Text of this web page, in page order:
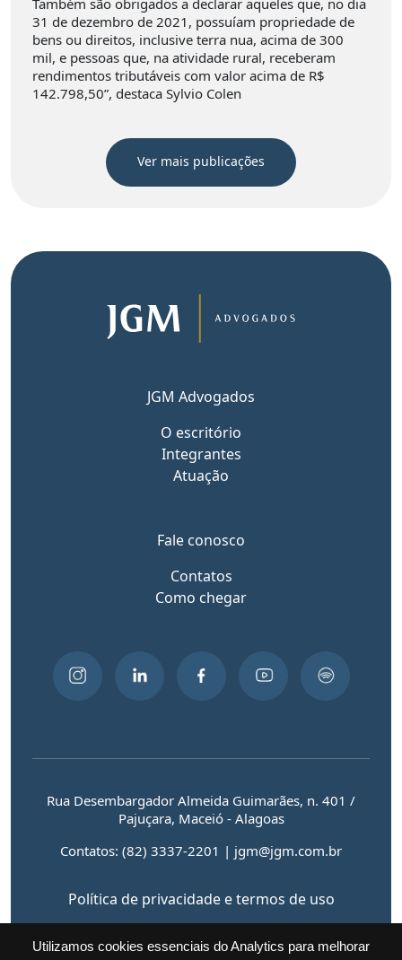
Utilizamos cookies essenciais do Analytics para melhorar
Também são obrigados a declarar aqueles que, no dia
31 de dezembro de 2021, possuíam propriedade de
bens ou direitos, inclusive terra nua, acima de 300
mil, e pessoas que, na atividade rural, receberam
rendimentos tributáveis com valor acima de R$
142.798,50”, destaca Sylvio Colen
Ver mais publicações
JGM Advogados
O escritório
Integrantes
Atuação
Fale conosco
Contatos
Como chegar
Rua Desembargador Almeida Guimarães, n. 401 /
Pajuçara, Maceió - Alagoas
Contatos: (82) 3337-2201 | jgm@jgm.com.br
Política de privacidade e termos de uso